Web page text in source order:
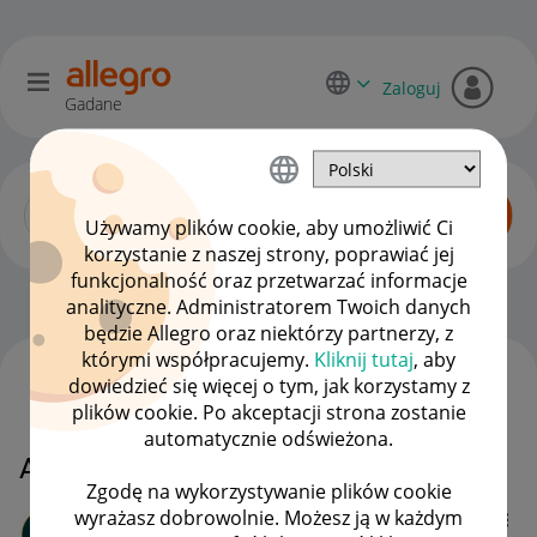
Używamy plików cookie, aby umożliwić Ci
korzystanie z naszej strony, poprawiać jej
funkcjonalność oraz przetwarzać informacje
analityczne. Administratorem Twoich danych
będzie Allegro oraz niektórzy partnerzy, z
którymi współpracujemy. Kliknij tutaj, aby
dowiedzieć się więcej o tym, jak korzystamy z
plików cookie. Po akceptacji strona zostanie
automatycznie odświeżona.
Zgodę na wykorzystywanie plików cookie
wyrażasz dobrowolnie. Możesz ją w każdym
Gadane
Zaloguj
Początkujący sprzedawcy OPCJE
Allegro + inFakt
DAYENU1
WSZYSTKIE TEMATY